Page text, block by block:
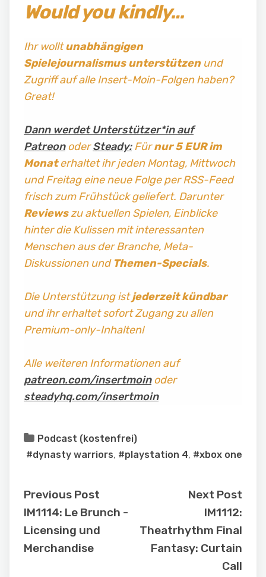
Would you kindly…
Ihr wolltunabhängigen
Spielejournalismus unterstützenund
Zugriff auf alle Insert-Moin-Folgen haben?
Great!
Dann werdet Unterstützer*in auf
PatreonoderSteady:Fürnur 5 EUR im
Monaterhaltet ihr jeden Montag, Mittwoch
und Freitag eine neue Folge per RSS-Feed
frisch zum Frühstück geliefert. Darunter
Reviewszu aktuellen Spielen, Einblicke
hinter die Kulissen mit interessanten
Menschen aus der Branche, Meta-
Diskussionen und Themen-Specials.
Die Unterstützung istjederzeit kündbar
und ihr erhaltet sofort Zugang zu allen
Premium-only-Inhalten!
Alle weiteren Informationen auf
patreon.com/insertmoinoder
steadyhq.com/insertmoin
Podcast (kostenfrei)
#dynasty warriors, #playstation 4, #xbox one
Previous Post
IM1114: Le Brunch -
Licensing und
Merchandise
Next Post
IM1112:
Theatrhythm Final
Fantasy: Curtain
Call